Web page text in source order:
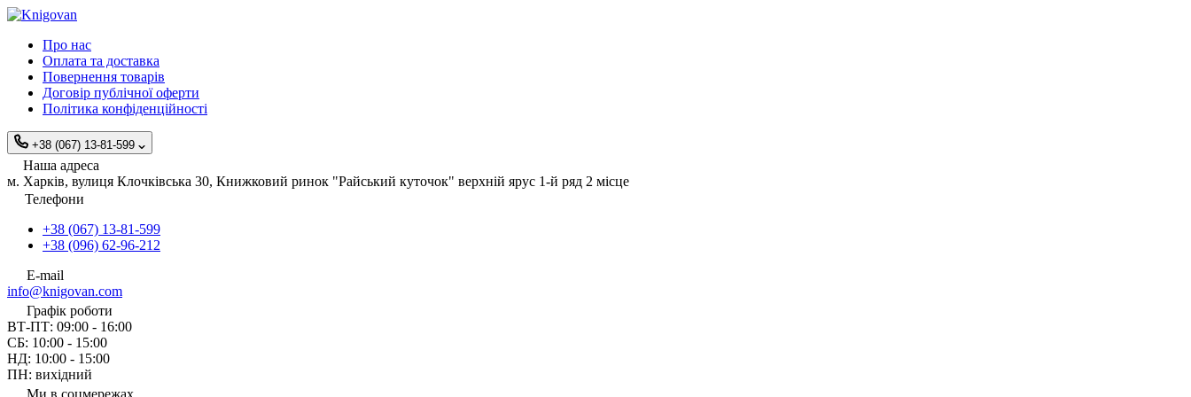
Про нас
Оплата та доставка
Повернення товарів
Договір публічної оферти
Політика конфіденційності
+38 (067) 13-81-599
Наша адреса
м. Харків, вулиця Клочківська 30, Книжковий ринок "Райський куточок" верхній ярус 1-й ряд 2 місце
Телефони
+38 (067) 13-81-599
+38 (096) 62-96-212
E-mail
info@knigovan.com
Графік роботи
ВТ-ПТ: 09:00 - 16:00
СБ: 10:00 - 15:00
НД: 10:00 - 15:00
ПН: вихідний
Ми в соцмережах